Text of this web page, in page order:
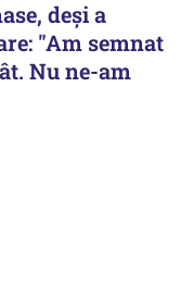
deși a
"Am semnat
Nu ne-am